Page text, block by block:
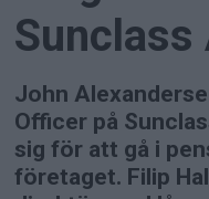
Sunclass
John
Officer på
sig för att gå i
företaget. Filip